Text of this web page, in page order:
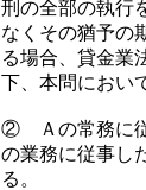
刑の全部の執行
なくその猶予の
る場合、貸金業
下、本問におい
② Ａの常務に従
の業務に従事し
る。